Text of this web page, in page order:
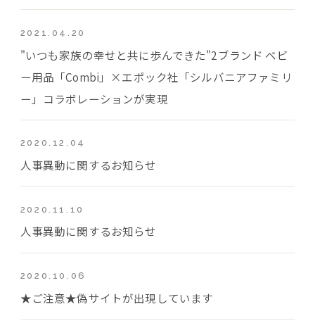
2021.04.20
"いつも家族の幸せと共に歩んできた"2ブランド ベビ
ー用品「Combi」×エポック社「シルバニアファミリ
ー」コラボレーションが実現
2020.12.04
人事異動に関するお知らせ
2020.11.10
人事異動に関するお知らせ
2020.10.06
★ご注意★偽サイトが出現しています